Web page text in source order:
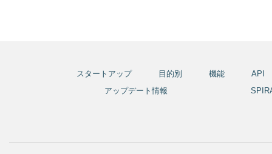
スタートアップ 目的別 機能
API
アップデート情報